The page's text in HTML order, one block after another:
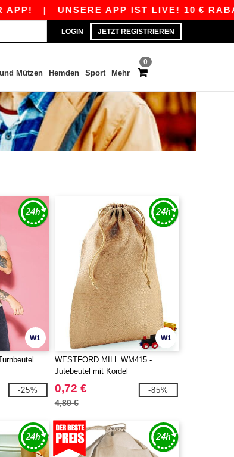
|UNSERE APP IST LIVE! 10 € RABATT
LOGIN JETZT REGISTRIEREN
0
Mützen Hemden Sport Mehr
W1
-25%
W1
WESTFORD MILL WM415 -
Jutebeutel mit Kordel
0,72 €
4,80 €
-85%